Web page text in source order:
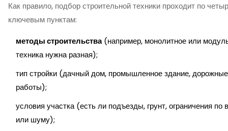
Как правило, подбор строительной техники проходит по
ключевым пунктам:
методы строительства(например, монолитное или
техника нужна разная);
тип стройки (дачный дом, промышленное здание, дорожные
работы);
условия участка (есть ли подъезды, грунт, ограничения по
или шуму);